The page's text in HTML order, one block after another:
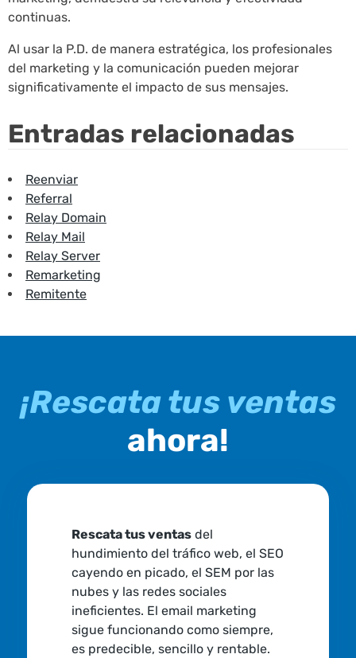
continuas.
Al usar la P.D. de manera estratégica, los profesionales
del marketing y la comunicación pueden mejorar
significativamente el impacto de sus mensajes.
Entradas relacionadas
Reenviar
Referral
Relay Domain
Relay Mail
Relay Server
Remarketing
Remitente
¡Rescata tus ventas
ahora!
Rescata tus ventasdel
hundimiento del tráfico web, el SEO
cayendo en picado, el SEM por las
nubes y las redes sociales
ineficientes. El email marketing
sigue funcionando como siempre,
es predecible, sencillo y rentable.